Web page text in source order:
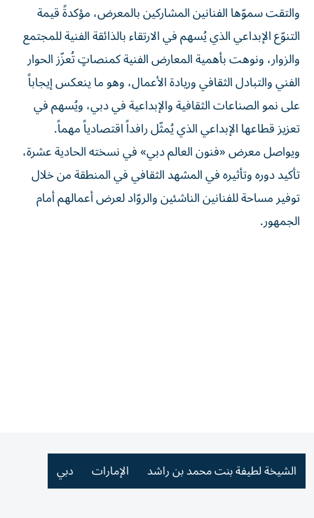
والتقت سموّها الفنانين المشاركين بالمعرض، مؤكدةً قيمة
التنوّع الإبداعي الذي يُسهم في الارتقاء بالذائقة الفنية للمجتمع
والزوار، ونوهت بأهمية المعارض الفنية كمنصاتٍ تُعزّز الحوار
الفني والتبادل الثقافي وريادة الأعمال، وهو ما ينعكس إيجاباً
على نمو الصناعات الثقافية والإبداعية في دبي، ويُسهم في
تعزيز قطاعها الإبداعي الذي يُمثّل رافداً اقتصادياً مهماً.
ويواصل معرض «فنون العالم دبي» في نسخته الحادية عشرة،
تأكيد دوره وتأثيره في المشهد الثقافي في المنطقة من خلال
توفير مساحة للفنانين الناشئين والروّاد لعرض أعمالهم أمام
الجمهور.
الشيخة لطيفة بنت محمد بن راشد الإمارات دبي